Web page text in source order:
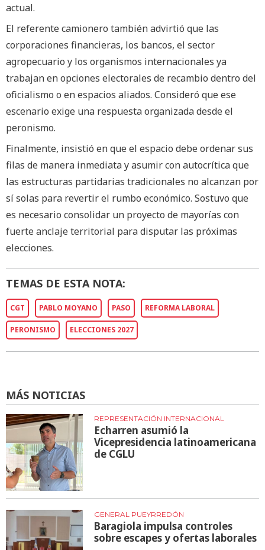
actual.
El referente camionero también advirtió que las
corporaciones financieras, los bancos, el sector
agropecuario y los organismos internacionales ya
trabajan en opciones electorales de recambio dentro del
oficialismo o en espacios aliados. Consideró que ese
escenario exige una respuesta organizada desde el
peronismo.
Finalmente, insistió en que el espacio debe ordenar sus
filas de manera inmediata y asumir con autocrítica que
las estructuras partidarias tradicionales no alcanzan por
sí solas para revertir el rumbo económico. Sostuvo que
es necesario consolidar un proyecto de mayorías con
fuerte anclaje territorial para disputar las próximas
elecciones.
TEMAS DE ESTA NOTA:
CGT PABLO MOYANO PASO REFORMA LABORAL
PERONISMO ELECCIONES 2027
MÁS NOTICIAS
REPRESENTACIÓN INTERNACIONAL
Echarren asumió la
Vicepresidencia latinoamericana
de CGLU
GENERAL PUEYRREDÓN
Baragiola impulsa controles
sobre escapes y ofertas laborales